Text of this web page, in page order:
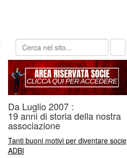
Da Luglio 2007 :
19 anni di storia della nostra
associazione
Tanti buoni motivi per diventare socie
ADBI